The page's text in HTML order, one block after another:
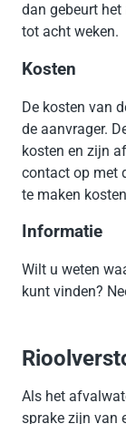
dan gebeurt
tot acht weken.
Kosten
De kosten van
de aanvrager.
kosten en zijn
contact op met
te maken
Informatie
Wilt u weten
kunt vinden?
Als het
sprake zijn van